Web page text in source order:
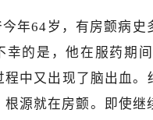
今年64岁，有房颤病
幸的是，他在服药期
程中又出现了脑出血
根源就在房颤。即使